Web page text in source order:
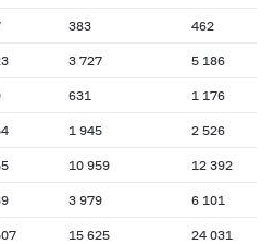
383 462
3 727 5 186
631 1 176
1 945 2 526
10 959 12 392
3 979 6 101
15 625 24 031